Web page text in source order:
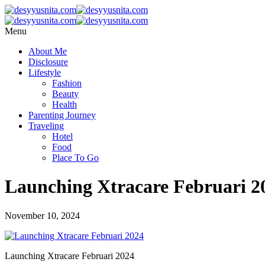
Menu
About Me
Disclosure
Lifestyle
Fashion
Beauty
Health
Parenting Journey
Traveling
Hotel
Food
Place To Go
Launching Xtracare Februari
November 10, 2024
Launching Xtracare Februari 2024